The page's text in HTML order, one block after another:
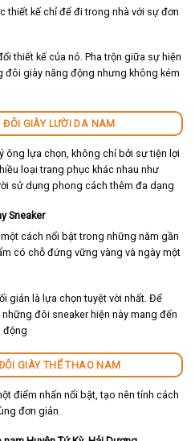
thiết kế chỉ để đi trong nhà với sự đơn
thiết kế của nó. Pha trộn giữa sự hiện
đôi giày năng động nhưng không kém
GIÀY LƯỜI DA NAM
ông lựa chọn, không chỉ bởi sự tiện lợi
loại trang phục khác nhau như
sử dụng phong cách thêm đa dạng
Sneaker
cách nổi bật trong những năm gần
có chỗ đứng vững vàng và ngày một
giản là lựa chọn tuyệt vời nhất. Để
đôi sneaker hiện này mang đến
động
GIÀY THỂ THAO NAM
điểm nhấn nổi bật, tạo nên tính cách
đơn giản.